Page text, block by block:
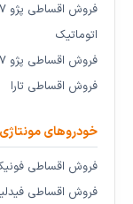
اتوماتیک
فروش اقساطی پژو ۲۰۷ دنده‌ای
فروش اقساطی تارا
خودروهای مونتاژی
فروش اقساطی
فروش اقساطی